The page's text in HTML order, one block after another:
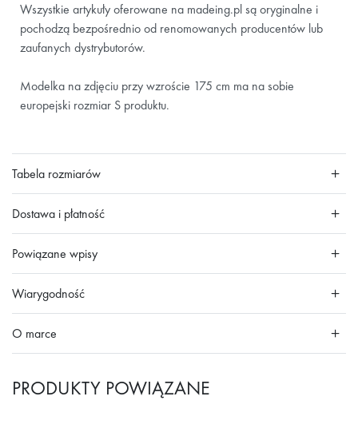
Wszystkie artykuły oferowane na madeing.pl są oryginalne i
pochodzą bezpośrednio od renomowanych producentów lub
zaufanych dystrybutorów.
Modelka na zdjęciu przy wzroście 175 cm ma na sobie
europejski rozmiar S produktu.
Tabela rozmiarów
Dostawa i płatność
Powiązane wpisy
Wiarygodność
O marce
PRODUKTY POWIĄZANE